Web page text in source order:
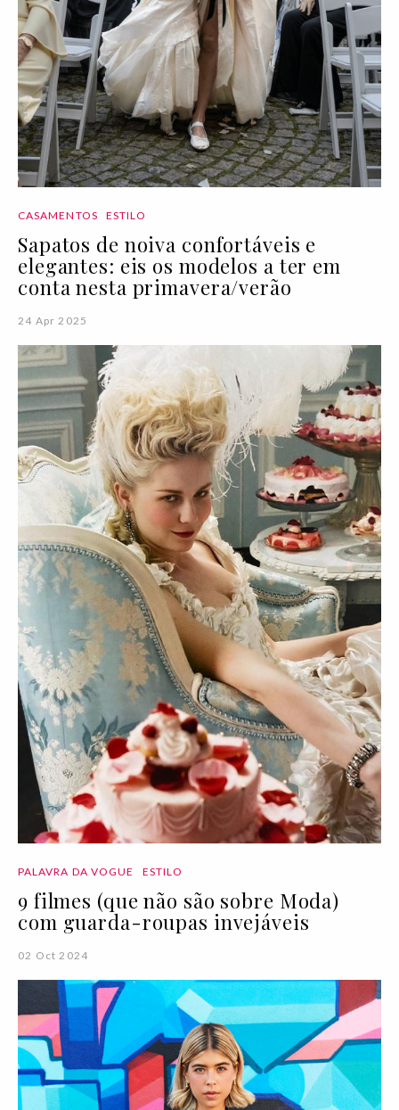
CASAMENTOS ESTILO
Sapatos de noiva confortáveis e
elegantes: eis os modelos a ter em
conta nesta primavera/verão
24 Apr 2025
PALAVRA DA VOGUE ESTILO
9 filmes (que não são sobre Moda)
com guarda-roupas invejáveis
02 Oct 2024